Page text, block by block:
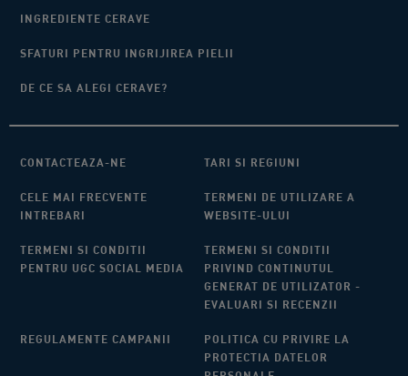
INGREDIENTE CERAVE
SFATURI PENTRU INGRIJIREA PIELII
DE CE SA ALEGI CERAVE?
CONTACTEAZA-NE TARI SI REGIUNI​
CELE MAI FRECVENTE
INTREBARI
TERMENI DE UTILIZARE A
WEBSITE-ULUI​
TERMENI SI CONDITII
PENTRU UGC SOCIAL MEDIA
TERMENI SI CONDITII
PRIVIND CONTINUTUL
GENERAT DE UTILIZATOR -
EVALUARI SI RECENZII
REGULAMENTE CAMPANII
POLITICA CU PRIVIRE LA
PROTECTIA DATELOR